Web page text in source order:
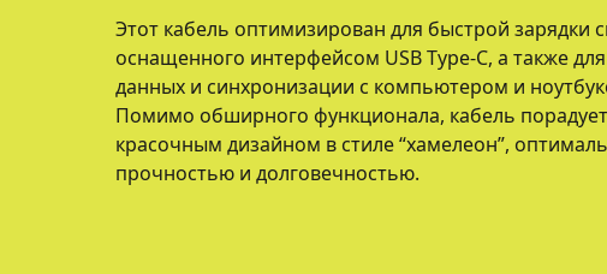
Этот кабель оптимизирован для быстрой зарядки
оснащенного интерфейсом USB Type-C, а также
данных и синхронизации с компьютером и
Помимо обширного функционала, кабель
красочным дизайном в стиле “хамелеон”,
прочностью и долговечностью.